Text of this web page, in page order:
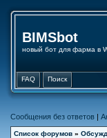
BIMSbot
новый бот для фарма в
FAQ Поиск
Сообщения без ответов |
Список форумов »